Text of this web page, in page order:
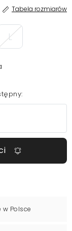
Tabela rozmiarów
L
w Polsce